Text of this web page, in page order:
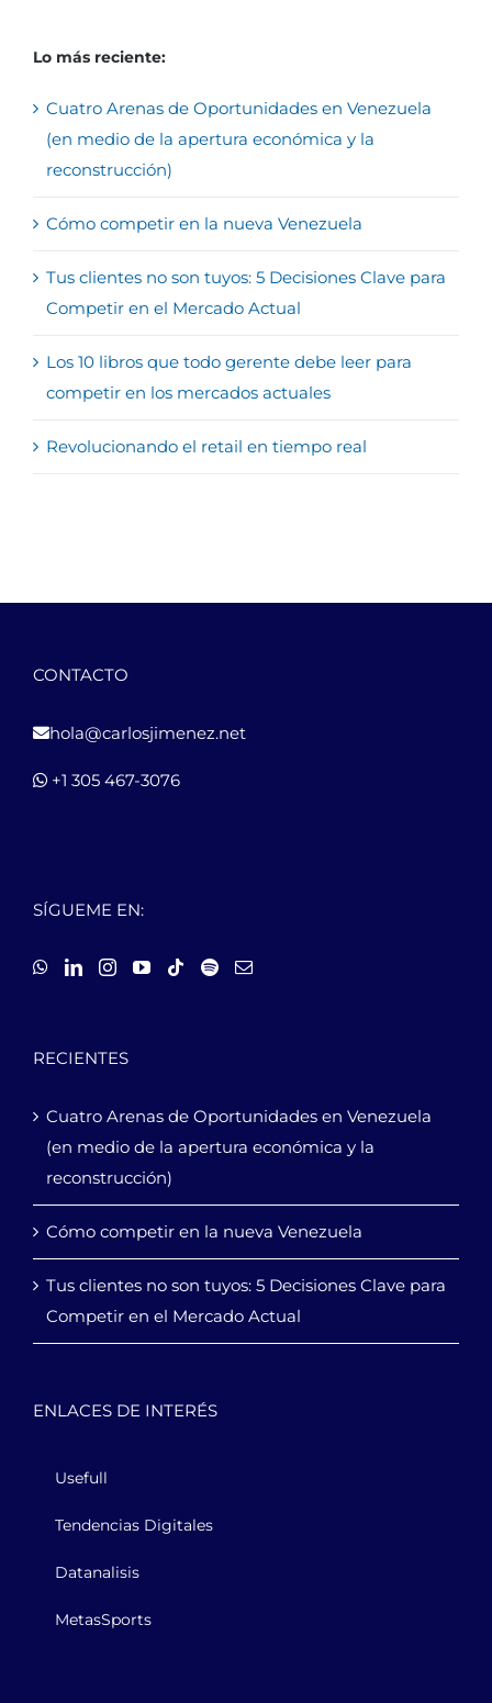
Lo más reciente:
Cuatro Arenas de Oportunidades en Venezuela
(en medio de la apertura económica y la
reconstrucción)
Cómo competir en la nueva Venezuela
Tus clientes no son tuyos: 5 Decisiones Clave para
Competir en el Mercado Actual
Los 10 libros que todo gerente debe leer para
competir en los mercados actuales
Revolucionando el retail en tiempo real
CONTACTO
hola@carlosjimenez.net
+1 305 467-3076
SÍGUEME EN:
RECIENTES
Cuatro Arenas de Oportunidades en Venezuela
(en medio de la apertura económica y la
reconstrucción)
Cómo competir en la nueva Venezuela
Tus clientes no son tuyos: 5 Decisiones Clave para
Competir en el Mercado Actual
ENLACES DE INTERÉS
Usefull
Tendencias Digitales
Datanalisis
MetasSports